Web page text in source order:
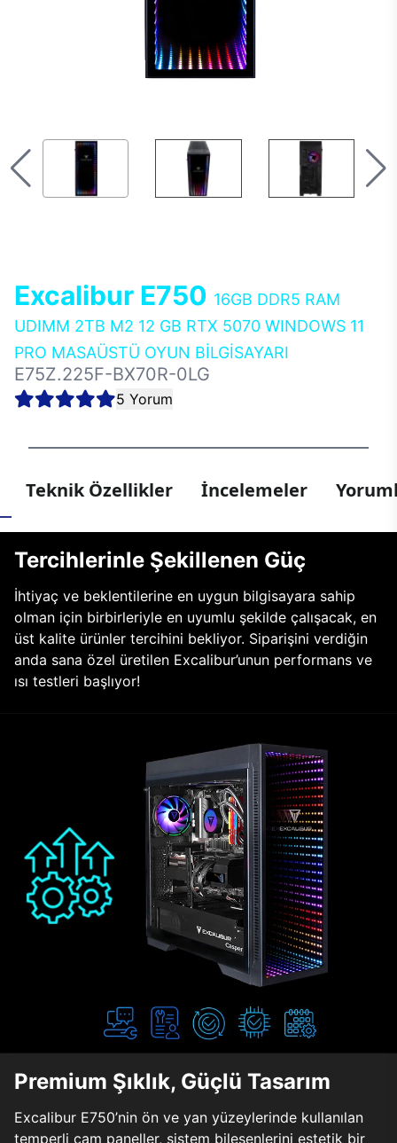
Excalibur E750 16GB DDR5 RAM
UDIMM 2TB M2 12 GB RTX 5070 WINDOWS 11
PRO MASAÜSTÜ OYUN BİLGİSAYARI
E75Z.225F-BX70R-0LG
5 Yorum
Teknik Özellikler İncelemeler
Tercihlerinle Şekillenen Güç
İhtiyaç ve beklentilerine en uygun bilgisayara sahip
olman için birbirleriyle en uyumlu şekilde çalışacak, en
üst kalite ürünler tercihini bekliyor. Siparişini verdiğin
anda sana özel üretilen Excalibur’unun performans ve
ısı testleri başlıyor!
Premium Şıklık, Güçlü Tasarım
Excalibur E750’nin ön ve yan yüzeylerinde kullanılan
temperli cam paneller, sistem bileşenlerini estetik bir